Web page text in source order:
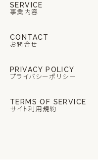
SERVICE
事業内容
CONTACT
お問合せ
PRIVACY POLICY
プライバシーポリシー
TERMS OF SERVICE
サイト利用規約